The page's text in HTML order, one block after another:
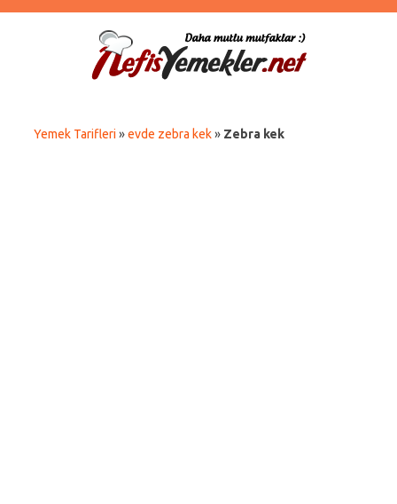
Yemek Tarifleri »evde zebra kek» Zebra kek